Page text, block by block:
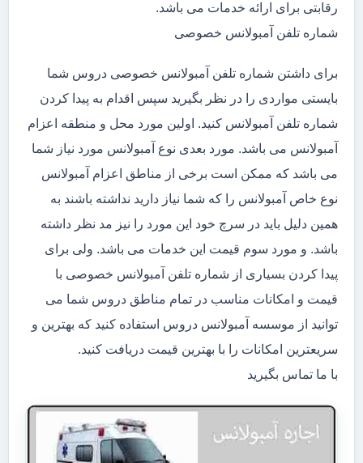
رقابتی برای ارائه خدمات می باشد.
شماره تلفن آمبولانس خصوصی
برای داشتن شماره تلفن آمبولانس خصوصی دروس شما
بایستی مواردی را در نظر بگیرید سپس اقدام به پیدا کردن
شماره تلفن آمبولانس کنید. اولین مورد محل و منطقه اعزام
آمبولانس می باشد. مورد بعدی نوع آمبولانس مورد نیاز شما
می باشد که ممکن است برخی از مناطق اعزام آمبولانس
نوع خاص آمبولانس را که شما نیاز دارید نداشته باشند به
همین دلیل باید در سرچ خود این مورد را نیز مد نظر داشته
باشد. و مورد سوم قیمت این خدمات می باشد. ولی برای
پیدا کردن بسیاری از شماره تلفن آمبولانس خصوصی با
قیمت و امکانات مناسب در تمام مناطق دروس شما می
توانید از موسسه آمبولانس دروس استفاده کنید که بهترین و
سریعترین امکانات را با بهترین قیمت دریافت کنید.
با ما تماس بگیرید